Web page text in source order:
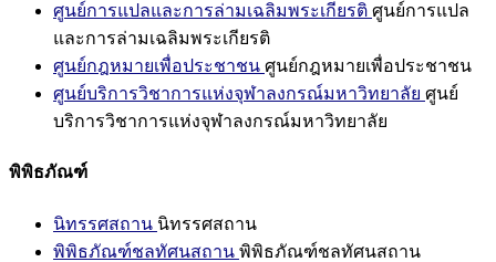
ศูนย์การแปลและการล่ามเฉลิมพระเกียรติ ศูนย์การแปล
และการล่ามเฉลิมพระเกียรติ
ศูนย์กฎหมายเพื่อประชาชน ศูนย์กฎหมายเพื่อประชาชน
ศูนย์บริการวิชาการแห่งจุฬาลงกรณ์มหาวิทยาลัย ศูนย์
บริการวิชาการแห่งจุฬาลงกรณ์มหาวิทยาลัย
พิพิธภัณฑ์
นิทรรศสถาน นิทรรศสถาน
พิพิธภัณฑ์ชลทัศนสถาน พิพิธภัณฑ์ชลทัศนสถาน